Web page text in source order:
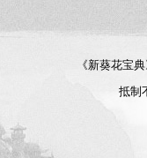
《新葵花宝
抵制